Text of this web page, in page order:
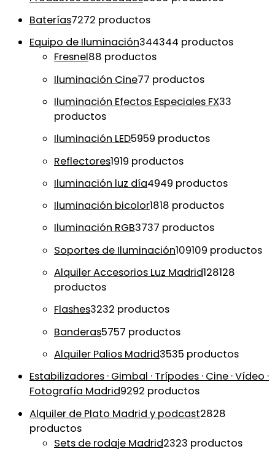
Baterías7272 productos
Equipo de Iluminación344344 productos
Fresnel88 productos
Iluminación Cine77 productos
Iluminación Efectos Especiales FX33
productos
Iluminación LED5959 productos
Reflectores1919 productos
Iluminación luz día4949 productos
Iluminación bicolor1818 productos
Iluminación RGB3737 productos
Soportes de Iluminación109109 productos
Alquiler Accesorios Luz Madrid128128
productos
Flashes3232 productos
Banderas5757 productos
Alquiler Palios Madrid3535 productos
Estabilizadores · Gimbal · Trípodes · Cine · Vídeo ·
Fotografía Madrid9292 productos
Alquiler de Plato Madrid y podcast2828
productos
Sets de rodaje Madrid2323 productos